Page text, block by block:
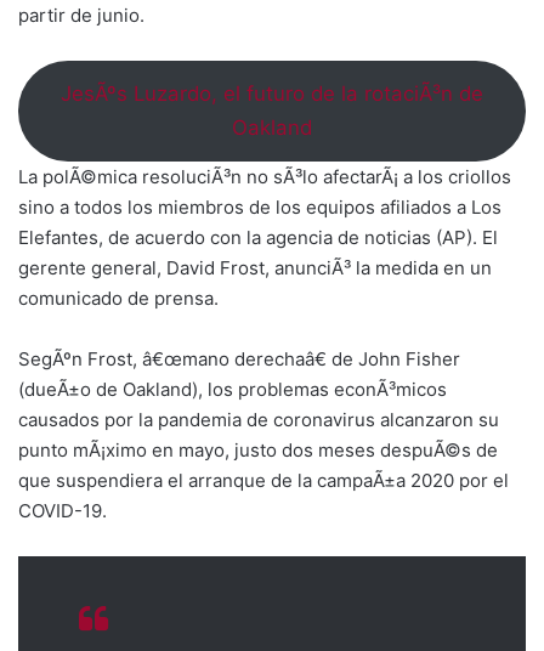
partir de junio.
JesÃºs Luzardo, el futuro de la rotaciÃ³n de
Oakland
La polÃ©mica resoluciÃ³n no sÃ³lo afectarÃ¡ a los criollos
sino a todos los miembros de los equipos afiliados a Los
Elefantes, de acuerdo con la agencia de noticias (AP). El
gerente general, David Frost, anunciÃ³ la medida en un
comunicado de prensa.
SegÃºn Frost, â€œmano derechaâ€ de John Fisher
(dueÃ±o de Oakland), los problemas econÃ³micos
causados por la pandemia de coronavirus alcanzaron su
punto mÃ¡ximo en mayo, justo dos meses despuÃ©s de
que suspendiera el arranque de la campaÃ±a 2020 por el
COVID-19.